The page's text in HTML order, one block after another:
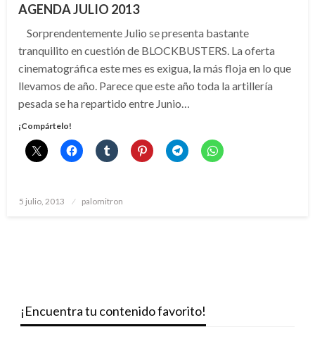
AGENDA JULIO 2013
Sorprendentemente Julio se presenta bastante
tranquilito en cuestión de BLOCKBUSTERS. La oferta
cinematográfica este mes es exigua, la más floja en lo que
llevamos de año. Parece que este año toda la artillería
pesada se ha repartido entre Junio…
¡Compártelo!
Publicado
5 julio, 2013 palomitron
¡Encuentra tu contenido favorito!